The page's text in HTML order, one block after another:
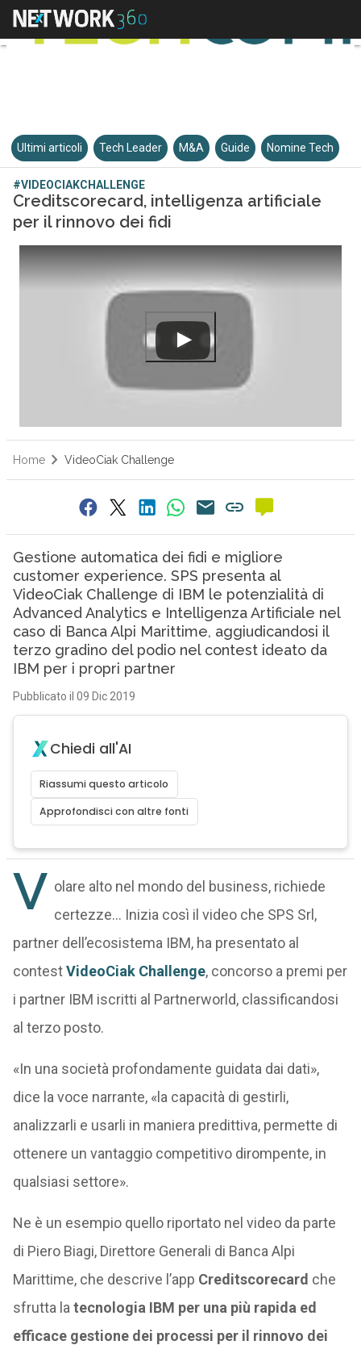
Ultimi articoli Tech Leader M&A Guide Nomine Tech
#VIDEOCIAKCHALLENGE
Creditscorecard, intelligenza artificiale
per il rinnovo dei fidi
Home VideoCiak Challenge
Gestione automatica dei fidi e migliore
customer experience. SPS presenta al
VideoCiak Challenge di IBM le potenzialità di
Advanced Analytics e Intelligenza Artificiale nel
caso di Banca Alpi Marittime, aggiudicandosi il
terzo gradino del podio nel contest ideato da
IBM per i propri partner
Pubblicato il 09 Dic 2019
Chiedi all'AI
Riassumi questo articolo
Approfondisci con altre fonti
V olare alto nel mondo del business, richiede
certezze… Inizia così il video che SPS Srl,
partner dell’ecosistema IBM, ha presentato al
contestVideoCiak Challenge, concorso a premi per
i partner IBM iscritti al Partnerworld, classificandosi
al terzo posto.
«In una società profondamente guidata dai dati»,
dice la voce narrante, «la capacità di gestirli,
analizzarli e usarli in maniera predittiva, permette di
ottenere un vantaggio competitivo dirompente, in
qualsiasi settore».
Ne è un esempio quello riportato nel video da parte
di Piero Biagi, Direttore Generali di Banca Alpi
Marittime, che descrive l’app Creditscorecard che
sfrutta la tecnologia IBM per una più rapida ed
efficace gestione dei processi per il rinnovo dei